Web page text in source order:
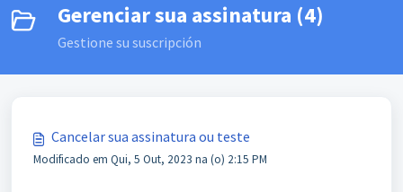
Gerenciar sua assinatura (4)
Gestione su suscripción
Cancelar sua assinatura ou teste
Modificado em Qui, 5 Out, 2023 na (o) 2:15 PM